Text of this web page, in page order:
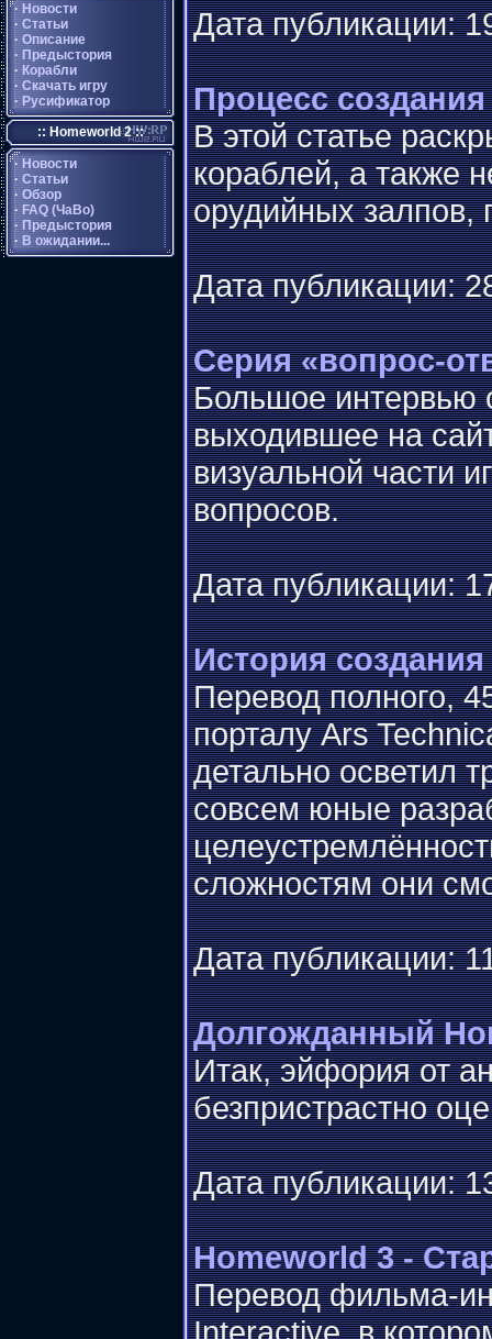
· Новости
· Статьи
· Описание
· Предыстория
· Корабли
· Скачать игру
· Русификатор
:: Homeworld 2 ::
· Новости
· Статьи
· Обзор
· FAQ (ЧаВо)
· Предыстория
· В ожидании...
Дата публикации:
Процесс
В этой статье
кораблей, а также
орудийных залпов,
Дата публикации:
Серия «вопрос-
Большое интервью
выходившее на
визуальной части
вопросов.
Дата публикации:
История
Перевод полного,
порталу Ars
детально осветил
совсем юные
сложностям они
Дата публикации:
Долгожданный
Итак, эйфория от
безпристрастно
Дата публикации:
Homeworld 3 -
Перевод фильма-